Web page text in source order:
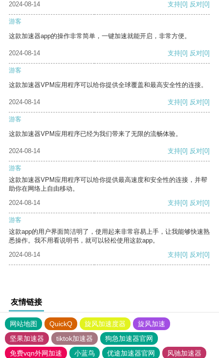
2024-08-14 支持[0] 反对[0]
游客
这款加速器app的操作非常简单，一键加速就能开启，非常方便。
2024-08-14 支持[0] 反对[0]
游客
这款加速器VPM应用程序可以给你提供全球覆盖和最高安全性的连接。
2024-08-14 支持[0] 反对[0]
游客
这款加速器VPM应用程序已经为我们带来了无限的流畅体验。
2024-08-14 支持[0] 反对[0]
游客
这款加速器VPM应用程序可以给你提供最高速度和安全性的连接，并帮
助你在网络上自由移动。
2024-08-14
支持[0] 反对[0]
游客
这款app的用户界面简洁明了，使用起来非常容易上手，让我能够快速熟
悉操作。我不用看说明书，就可以轻松使用这款app。
2024-08-14
支持[0] 反对[0]
友情链接
网站地图 QuickQ 旋风加速度器
旋风加速
坚果加速器
tiktok加速器
狗急加速器官网
免费vqn外网加速
小蓝鸟 优途加速器官网
风驰加速器